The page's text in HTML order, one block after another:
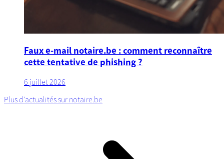
Faux e-mail notaire.be : comment reconnaître
cette tentative de phishing ?
6 juillet 2026
Plus d'actualités sur notaire.be